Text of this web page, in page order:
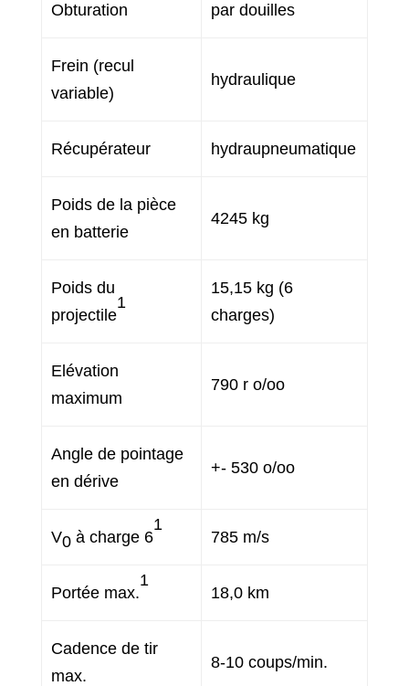
Obturation par douilles
Frein (recul
variable)
hydraulique
Récupérateur hydraupneumatique
Poids de la pièce
en batterie
4245 kg
Poids du
projectile
1
15,15 kg (6
charges)
Elévation
maximum
790 r o/oo
Angle de pointage
en dérive
+- 530 o/oo
V0 à charge 6
1
785 m/s
Portée max.
1
18,0 km
Cadence de tir
max.
8-10 coups/min.